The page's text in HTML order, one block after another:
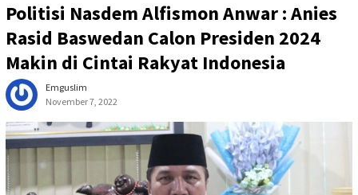
Politisi Nasdem Alfismon Anwar : Anies
Rasid Baswedan Calon Presiden 2024
Makin di Cintai Rakyat Indonesia
Emguslim
November 7, 2022